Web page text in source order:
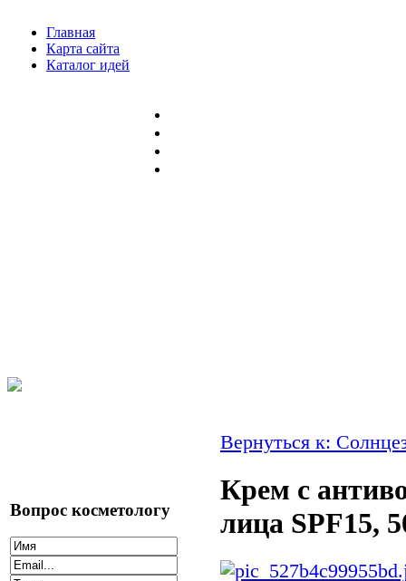
Главная
Карта сайта
Каталог идей
Вопрос косметологу
Вернуться к:
Крем с
лица SPF15,